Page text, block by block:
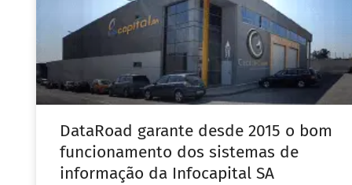
DataRoad garante desde 2015 o bom
funcionamento dos sistemas de
informação da Infocapital SA